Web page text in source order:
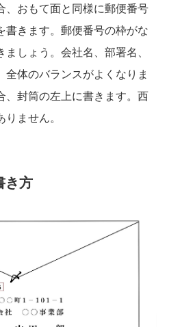
、おもて面と同様に郵便番号
きます。 郵便番号の枠がな
しょう。 会社名、部署名、
体のバランスがよくなりま
、封筒の左上に書きます。西
ません。
き方